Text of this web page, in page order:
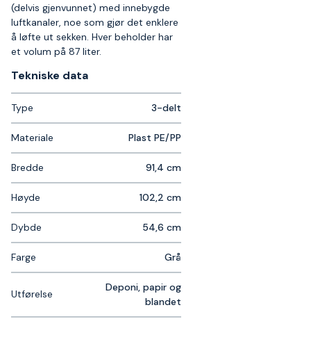
(delvis gjenvunnet) med innebygde
luftkanaler, noe som gjør det enklere
å løfte ut sekken. Hver beholder har
et volum på 87 liter.
Tekniske data​
Type 3-delt
Materiale Plast PE/PP
Bredde 91,4 cm
Høyde 102,2 cm
Dybde 54,6 cm
Farge Grå
Utførelse
Deponi, papir og
blandet